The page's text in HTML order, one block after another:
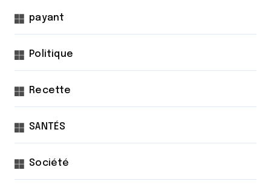
payant
Politique
Recette
SANTÉS
Société